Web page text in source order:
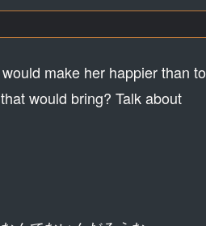
make her happier than to
would bring? Talk about